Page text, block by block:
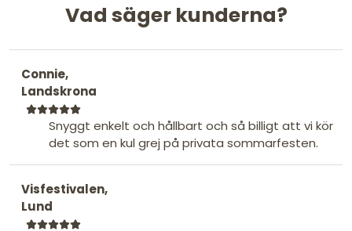
Vad säger kunderna?
Connie,
Landskrona
Snyggt enkelt och hållbart och så billigt att vi kör
det som en kul grej på privata sommarfesten.
Visfestivalen,
Lund